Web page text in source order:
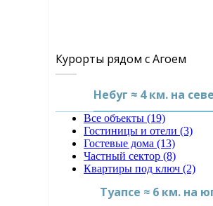
Курорты рядом с Агоем
Небуг ≈ 4 км. на
Все объекты (19)
Гостиницы и отели (3)
Гостевые дома (13)
Частный сектор (8)
Квартиры под ключ (2)
Туапсе ≈ 6 км. на